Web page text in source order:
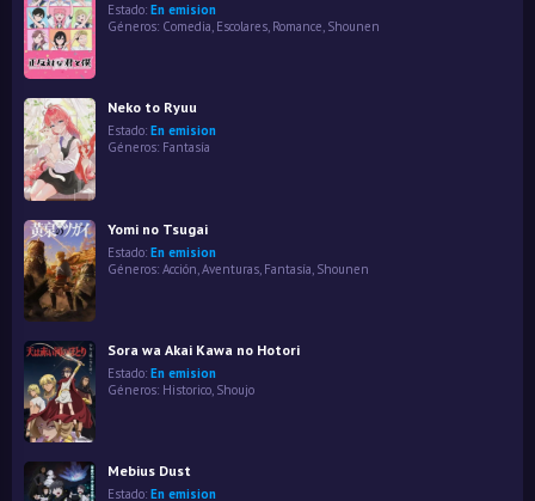
Estado: En emision
Géneros: Comedia, Escolares, Romance, Shounen
Neko to Ryuu
Estado: En emision
Géneros: Fantasía
Yomi no Tsugai
Estado: En emision
Géneros: Acción Aventuras Fantasía Shounen
Sora wa Akai Kawa no Hotori
Estado: En emision
Géneros: Historico, Shoujo
Mebius Dust
Estado: En emision